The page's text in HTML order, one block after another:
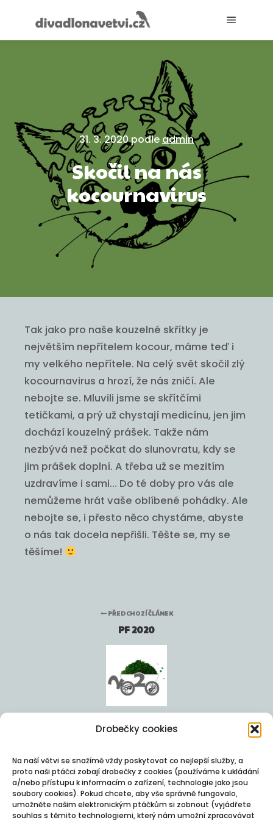
Drobečky cookies
Na naší větvi se snažímě vždy poskytovat co nejlepší služby, a
proto naši ptáčci zobají drobečky z cookies (používáme k ukládání
a/nebo přístupu k informacím o zařízení, technologie jako jsou
soubory cookies). Pokud chcete, aby vše správně fungovalo,
umožněte našim elektronickým ptáčkům si zobnout (vyjádřete
souhlas s těmito technologiemi, který nám umožní zpracovávat
31. 3. 2020podle admin
Skočil na nás
kocournavirus
Tak jako pro naše kouzelné skřítky je
největším nepřítelem kocour, máme teď i
my velkého nepřítele. Na celý svět skočil zlý
kocournavirus a hrozí, že nás zničí. Ale
nebojte se. Mluvili jsme se skřítčími
tetičkami, a prý už chystají medicínu, jen jim
dochází kouzelný prášek. Takže nám
nezbývá než počkat do slunovratu, kdy se
jim prášek doplní. A třeba už se mezitím
uzdravíme i sami… Do té doby pro vás ale
nemůžeme hrát vaše oblíbené pohádky. Ale
nebojte se, i přesto něco chystáme, abyste
o nás tak docela nepřišli. Těšte se, my se
těšíme!
PŘEDCHOZÍ ČLÁNEK
PF 2020
DALŠÍ ČLÁNEK